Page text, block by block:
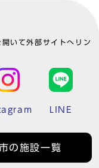
いて外部サイトへリン
LINE
の施設一覧